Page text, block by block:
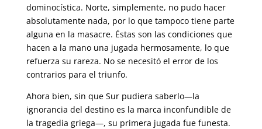
dominocística. Norte, simplemente, no pudo hacer
absolutamente nada, por lo que tampoco tiene parte
alguna en la masacre. Éstas son las condiciones que
hacen a la mano una jugada hermosamente, lo que
refuerza su rareza. No se necesitó el error de los
contrarios para el triunfo.
Ahora bien, sin que Sur pudiera saberlo—la
ignorancia del destino es la marca inconfundible de
la tragedia griega—, su primera jugada fue funesta.